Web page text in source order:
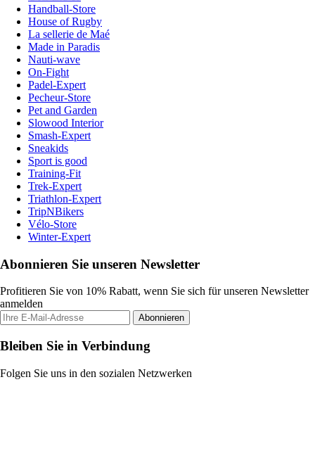
Handball-Store
House of Rugby
La sellerie de Maé
Made in Paradis
Nauti-wave
On-Fight
Padel-Expert
Pecheur-Store
Pet and Garden
Slowood Interior
Smash-Expert
Sneakids
Sport is good
Training-Fit
Trek-Expert
Triathlon-Expert
TripNBikers
Vélo-Store
Winter-Expert
Abonnieren Sie unseren Newsletter
Profitieren Sie von 10% Rabatt, wenn Sie sich für unseren Newsletter
anmelden
Abonnieren
Bleiben Sie in Verbindung
Folgen Sie uns in den sozialen Netzwerken